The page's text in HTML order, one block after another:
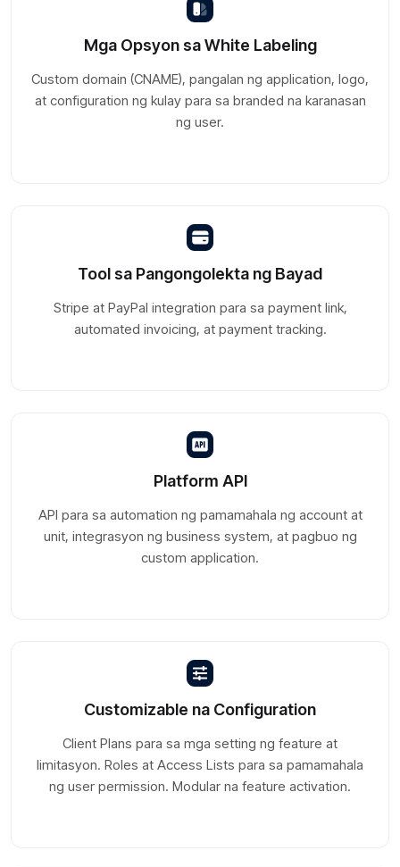
Mga Opsyon sa White Labeling
Custom domain (CNAME), pangalan ng application, logo,
at configuration ng kulay para sa branded na karanasan
ng user.
Tool sa Pangongolekta ng Bayad
Stripe at PayPal integration para sa payment link,
automated invoicing, at payment tracking.
Platform API
API para sa automation ng pamamahala ng account at
unit, integrasyon ng business system, at pagbuo ng
custom application.
Customizable na Configuration
Client Plans para sa mga setting ng feature at
limitasyon. Roles at Access Lists para sa pamamahala
ng user permission. Modular na feature activation.